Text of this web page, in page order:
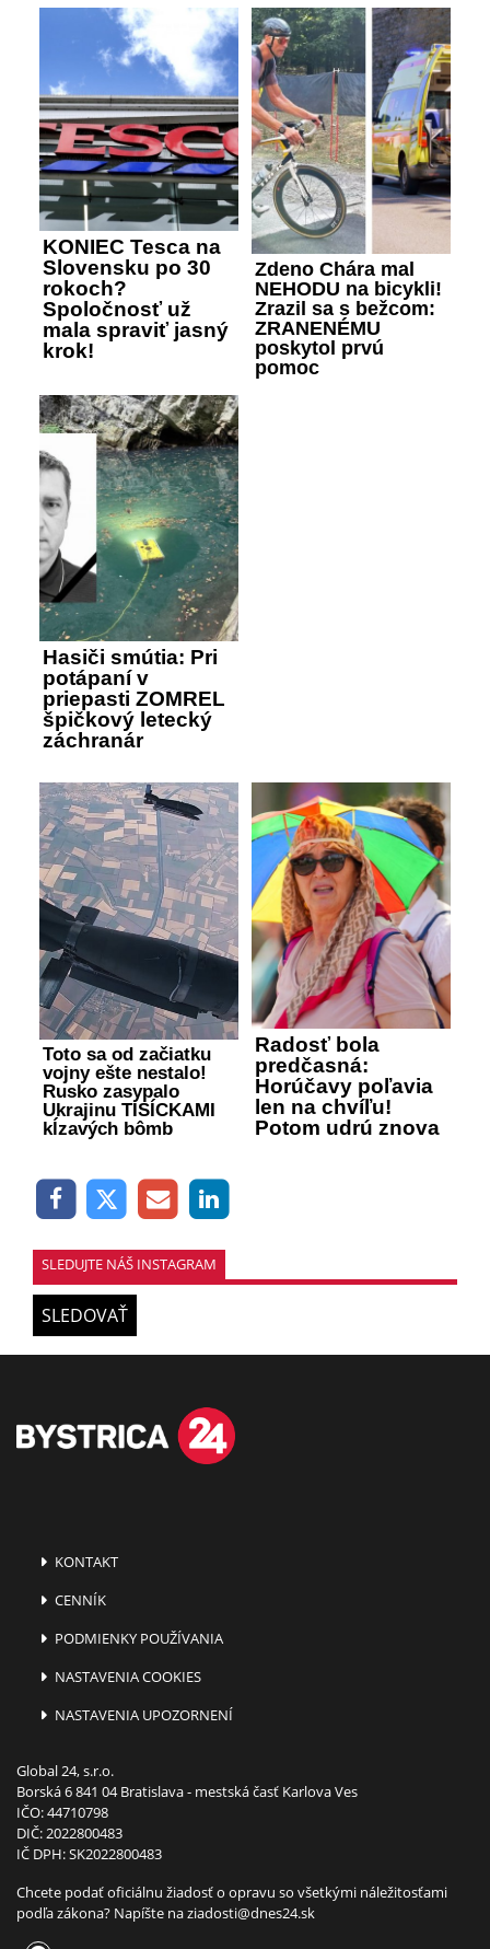
KONIEC Tesca na
Slovensku po 30
rokoch?
Spoločnosť už
mala spraviť jasný
krok!
Zdeno Chára mal
NEHODU na bicykli!
Zrazil sa s bežcom:
ZRANENÉMU
poskytol prvú
pomoc
Hasiči smútia: Pri
potápaní v
priepasti ZOMREL
špičkový letecký
záchranár
Toto sa od začiatku
vojny ešte nestalo!
Rusko zasypalo
Ukrajinu TISÍCKAMI
kĺzavých bômb
Radosť bola
predčasná:
Horúčavy poľavia
len na chvíľu!
Potom udrú znova
SLEDUJTE NÁŠ INSTAGRAM
SLEDOVAŤ
KONTAKT
CENNÍK
PODMIENKY POUŽÍVANIA
NASTAVENIA COOKIES
NASTAVENIA UPOZORNENÍ
Global 24, s.r.o.
Borská 6 841 04 Bratislava - mestská časť Karlova Ves
IČO: 44710798
DIČ: 2022800483
IČ DPH: SK2022800483
Chcete podať oficiálnu žiadosť o opravu so všetkými náležitosťami
podľa zákona? Napíšte naziadosti@dnes24.sk